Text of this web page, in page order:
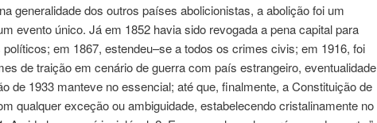
generalidade dos outros países abolicionistas, a abolição foi um
evento único. Já em 1852 havia sido revogada a pena capital para
políticos; em 1867, estendeu–se a todos os crimes civis; em 1916, foi
de traição em cenário de guerra com país estrangeiro, eventualidade
de 1933 manteve no essencial; até que, finalmente, a Constituição de
qualquer exceção ou ambiguidade, estabelecendo cristalinamente no